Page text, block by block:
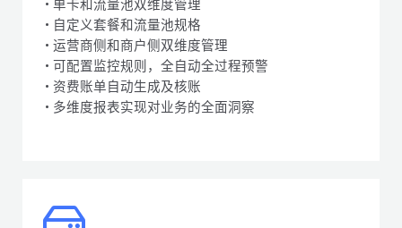
• 单卡和流量池双维度管理
• 自定义套餐和流量池规格
• 运营商侧和商户侧双维度管理
• 可配置监控规则，全自动全过程预警
• 资费账单自动生成及核账
• 多维度报表实现对业务的全面洞察